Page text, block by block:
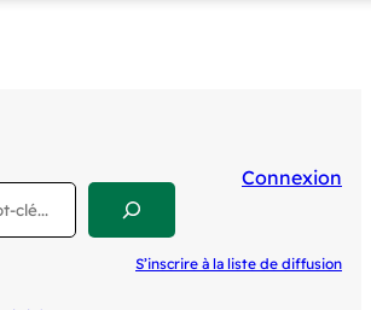
Connexion
S’inscrire à la liste de diffusion